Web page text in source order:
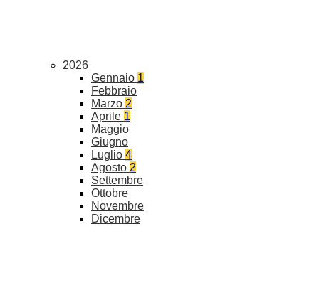
2026
Gennaio 1
Febbraio
Marzo 2
Aprile 1
Maggio
Giugno
Luglio 4
Agosto 2
Settembre
Ottobre
Novembre
Dicembre